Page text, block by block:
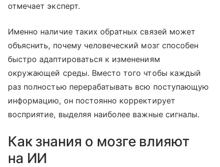
отмечает эксперт.
Именно наличие таких обратных связей может
объяснить, почему человеческий мозг способен
быстро адаптироваться к изменениям
окружающей среды. Вместо того чтобы каждый
раз полностью перерабатывать всю поступающую
информацию, он постоянно корректирует
восприятие, выделяя наиболее важные сигналы.
Как знания о мозге влияют
на ИИ